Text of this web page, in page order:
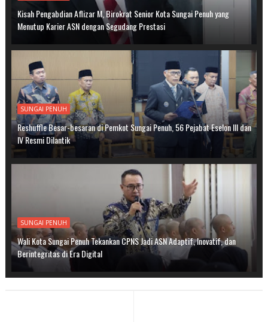
Kisah Pengabdian Aflizar M, Birokrat Senior Kota Sungai Penuh yang
Menutup Karier ASN dengan Segudang Prestasi
SUNGAI PENUH
Reshuffle Besar-besaran di Pemkot Sungai Penuh, 56 Pejabat Eselon III dan
IV Resmi Dilantik
SUNGAI PENUH
Wali Kota Sungai Penuh Tekankan CPNS Jadi ASN Adaptif, Inovatif, dan
Berintegritas di Era Digital